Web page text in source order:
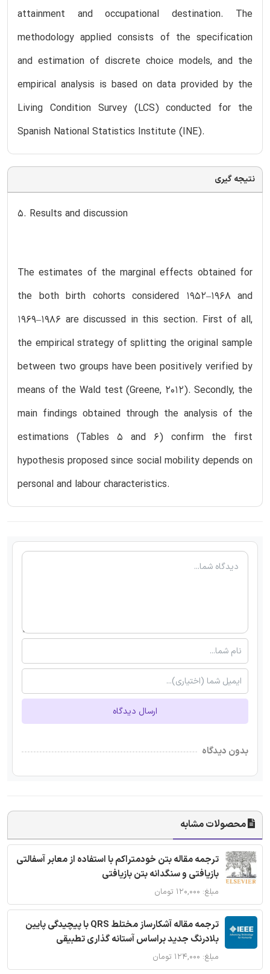
attainment and occupational destination. The
methodology applied consists of the specification
and estimation of discrete choice models, and the
empirical analysis is based on data provided by the
Living Condition Survey (LCS) conducted for the
Spanish National Statistics Institute (INE).
نتیجه گیری
5. Results and discussion
The estimates of the marginal effects obtained for
the both birth cohorts considered 1952–1968 and
1969–1986 are discussed in this section. First of all,
the empirical strategy of splitting the original sample
between two groups have been positively verified by
means of the Wald test (Greene, 2012). Secondly, the
main findings obtained through the analysis of the
estimations (Tables 5 and 6) confirm the first
hypothesis proposed since social mobility depends on
personal and labour characteristics.
ارسال دیدگاه
بدون دیدگاه
محصولات مشابه
ترجمه مقاله بتن خودمتراکم با استفاده از معابر آسفالتی
بازیافتی و سنگدانه بتن بازیافتی
مبلغ: ۱۲۰,۰۰۰ تومان
ترجمه مقاله آشکارساز مختلط QRS با پیچیدگی پایین
بلادرنگ جدید براساس آستانه گذاری تطبیقی
مبلغ: ۱۲۴,۰۰۰ تومان